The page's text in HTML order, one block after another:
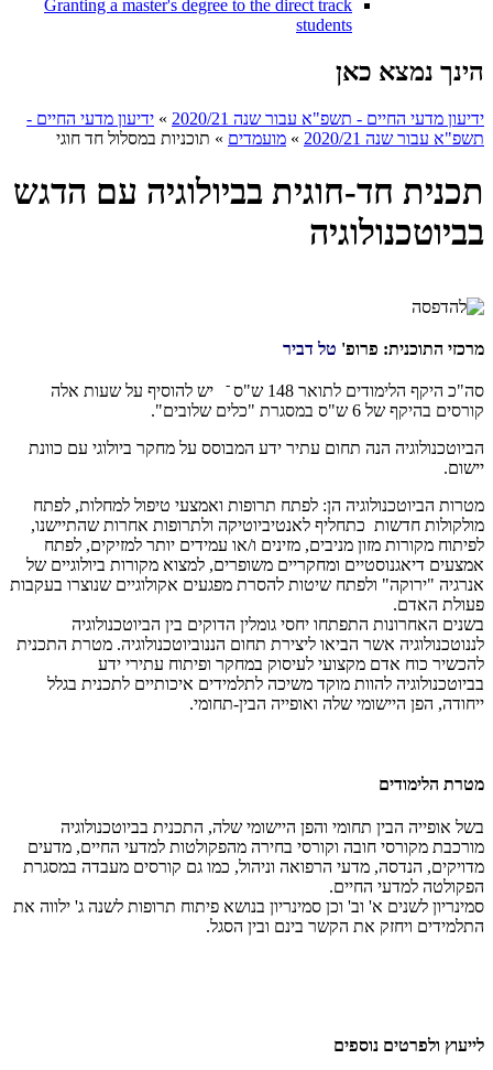
Granting a master's degree to the direct track
students
הינך נמצא כאן
ידיעון מדעי החיים - תשפ"א עבור שנה 2020/21 » ידיעון מדעי החיים -
תשפ"א עבור שנה 2020/21
» מועמדים » תוכניות במסלול חד חוגי
תכנית חד-חוגית בביולוגיה עם הדגש
בביוטכנולוגיה
מרכזי התוכנית: פרופ' טל דביר
סה"כ היקף הלימודים לתואר 148 ש"ס -
יש להוסיף על שעות אלה
קורסים בהיקף של 6 ש"ס במסגרת "כלים שלובים".
הביוטכנולוגיה הנה תחום עתיר ידע המבוסס על מחקר ביולוגי עם כוונת
יישום.
מטרות הביוטכנולוגיה הן: לפתח תרופות ואמצעי טיפול למחלות, לפתח
מולקולות חדשות כתחליף לאנטיביוטיקה ולתרופות אחרות שהתיישנו,
לפיתוח מקורות מזון מניבים, מזינים ו/או עמידים יותר למזיקים, לפתח
אמצעים דיאגנוסטיים ומחקריים משופרים, למצוא מקורות ביולוגיים של
אנרגיה "ירוקה" ולפתח שיטות להסרת מפגעים אקולוגיים שנוצרו בעקבות
פעולת האדם.
בשנים האחרונות התפתחו יחסי גומלין הדוקים בין הביוטכנולוגיה
לננוטכנולוגיה אשר הביאו ליצירת תחום הננוביוטכנולוגיה. מטרת התכנית
להכשיר כוח אדם מקצועי לעיסוק במחקר ופיתוח עתירי ידע
בביוטכנולוגיה להוות מוקד משיכה לתלמידים איכותיים לתכנית בגלל
ייחודה, הפן היישומי שלה ואופייה הבין-תחומי.
מטרת הלימודים
בשל אופייה הבין תחומי והפן היישומי שלה, התכנית בביוטכנולוגיה
מורכבת מקורסי חובה וקורסי בחירה מהפקולטות למדעי החיים, מדעים
מדויקים, הנדסה, מדעי הרפואה וניהול, כמו גם קורסים מעבדה במסגרת
הפקולטה למדעי החיים.
סמינריון לשנים א' וב' וכן סמינריון בנושא פיתוח תרופות לשנה ג' ילווה את
התלמידים ויחזק את הקשר בינם ובין הסגל.
לייעוץ ולפרטים נוספים